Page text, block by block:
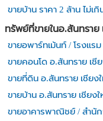
ขายบ้าน ราคา 2 ล้าน ไม่เ
ทรัพย์ที่ขายในอ.สันทราย
ขายอพาร์ทเม้นท์ / โรงแร
ขายคอนโด อ.สันทราย เชี
ขายที่ดิน อ.สันทราย เชียง
ขายบ้าน อ.สันทราย เชียงใ
ขายอาคารพาณิชย์ / สำนัก